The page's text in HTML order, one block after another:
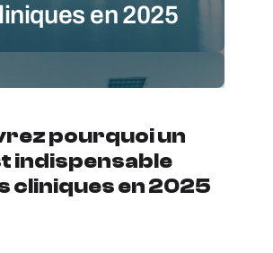
en 2025
pourquoi un
indispensable
cliniques en 2025